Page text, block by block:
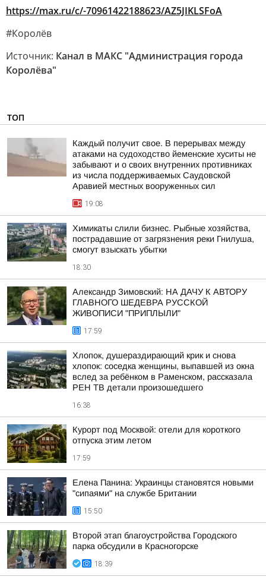
https://max.ru/c/-70961422188623/AZ5JIKLSFoA
#Королёв
Источник: Канал в МАКС "Администрация города
Королёва"
ТОП
Каждый получит свое. В перерывах между
атаками на судоходство йеменские хуситы не
забывают и о своих внутренних противниках
из числа поддерживаемых Саудовской
Аравией местных вооруженных сил
19:08
Химикаты слили бизнес. Рыбные хозяйства,
пострадавшие от загрязнения реки Гнилуша,
смогут взыскать убытки
18:30
Александр Зимовский: НА ДАЧУ К АВТОРУ
ГЛАВНОГО ШЕДЕВРА РУССКОЙ
ЖИВОПИСИ "ПРИПЛЫЛИ"
17:59
Хлопок, душераздирающий крик и снова
хлопок: соседка женщины, выпавшей из окна
вслед за ребёнком в Раменском, рассказала
РЕН ТВ детали произошедшего
16:38
Курорт под Москвой: отели для короткого
отпуска этим летом
17:59
Елена Панина: Украинцы становятся новыми
"сипаями" на службе Британии
15:50
Второй этап благоустройства Городского
парка обсудили в Красногорске
18:39